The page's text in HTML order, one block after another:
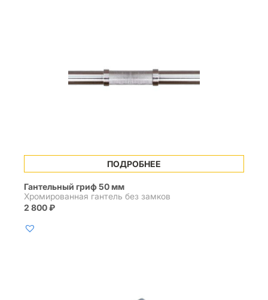
ПОДРОБНЕЕ
Гантельный гриф 50 мм
Хромированная гантель без замков
2 800₽